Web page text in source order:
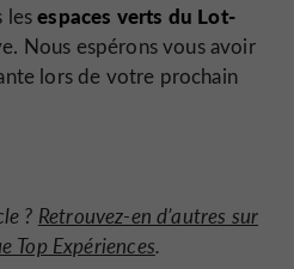
lesespaces verts du Lot-
Nous espérons vous avoir
lors de votre prochain
? Retrouvez-en d’autres sur
Top Expériences.